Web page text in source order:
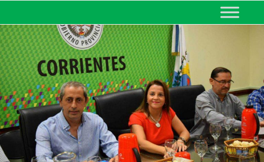
MINISTERIO DE EDUCACIÓN
DE CORRIENTES